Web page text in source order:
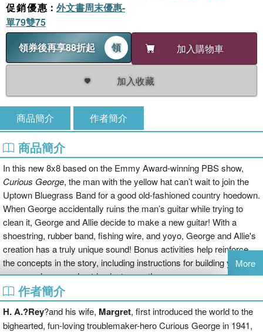
促銷優惠 ： 外文書周末優惠-
單79雙75
領券後再享88折起
領 加入購物車
加入收藏
商品簡介 作者簡介
商品簡介
In this new 8x8 based on the Emmy Award-winning PBS show,
Curious George, the man with the yellow hat can’t wait to join the
Uptown Bluegrass Band for a good old-fashioned country hoedown.
When George accidentally ruins the man’s guitar while trying to
clean it, George and Allie decide to make a new guitar! With a
shoestring, rubber band, fishing wire, and yoyo, George and Allie's
creation has a truly unique sound! Bonus activities help reinforce
the concepts in the story, including instructions for building your
very own homemade string instrument!
More
作者簡介
H. A.?Rey?and his wife, Margret, first introduced the world to the
bighearted, fun-loving troublemaker-hero Curious George in 1941,